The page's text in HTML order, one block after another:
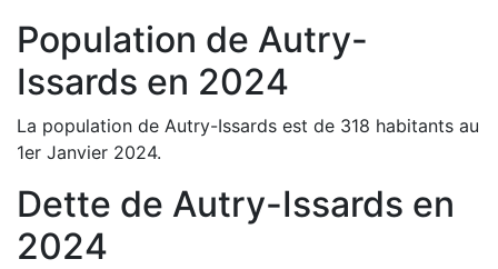
Population de Autry-
Issards en 2024
La population de Autry-Issards est de 318 habitants au
1er Janvier 2024.
Dette de Autry-Issards en
2024